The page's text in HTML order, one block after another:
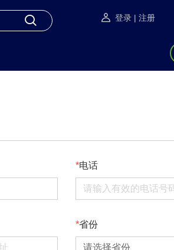
登录 | 注册
电话
省份